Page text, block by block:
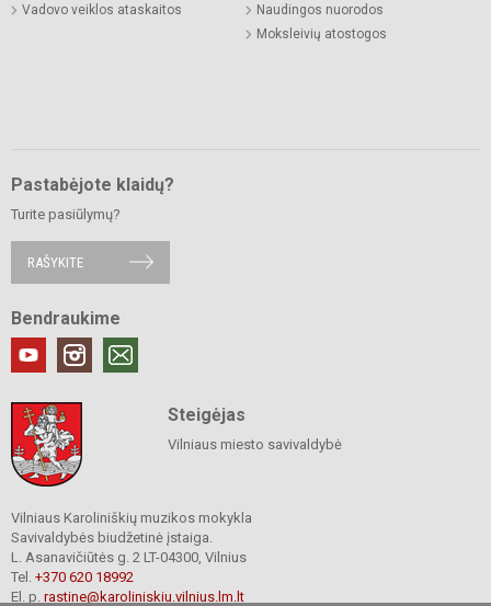
Vadovo veiklos ataskaitos
Naudingos nuorodos
Moksleivių atostogos
Pastabėjote klaidų?
Turite pasiūlymų?
RAŠYKITE
Bendraukime
Steigėjas
Vilniaus miesto savivaldybė
Vilniaus Karoliniškių muzikos mokykla
Savivaldybės biudžetinė įstaiga.
L. Asanavičiūtės g. 2 LT-04300, Vilnius
Tel. +370 620 18992
El. p. rastine@karoliniskiu.vilnius.lm.lt